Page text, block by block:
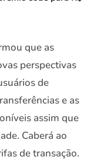
que as
perspectivas
de
e as
assim que
Caberá ao
de transação.